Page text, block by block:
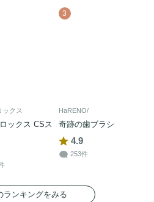
ックス
ックス CSス
3
HaRENO/
奇跡の歯ブラシ
4.9
253件
ランキングをみる